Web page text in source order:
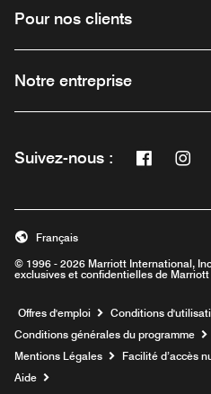
Pour nos clients
Notre entreprise
Suivez-nous :
Ouvre
© 1996 - 2026 Marriott International,
exclusives et confidentielles de Marriott
Français
Offres d'emploi Ouvre une
Conditions
Conditions générales du programme
Mentions Légales
Facilité d’accès
Aide